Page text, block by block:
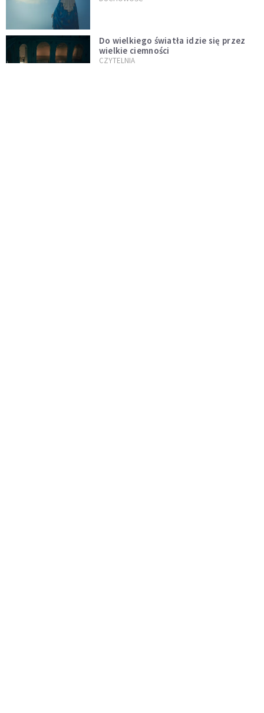
Do wielkiego światła idzie się przez
wielkie ciemności
CZYTELNIA